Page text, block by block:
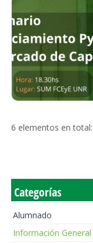
6 elementos en total:
Categorías
Alumnado
Información General